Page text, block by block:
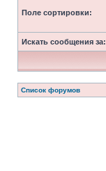
Поле сортировки:
Искать сообщения за:
Список форумов